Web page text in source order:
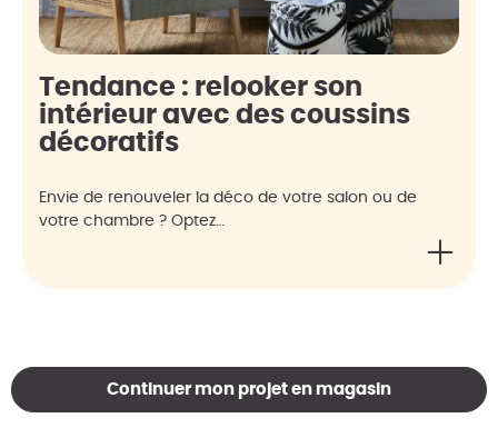
Tendance : relooker son
intérieur avec des coussins
décoratifs
Envie de renouveler la déco de votre salon ou de
votre chambre ? Optez…
Continuer mon projet en magasin